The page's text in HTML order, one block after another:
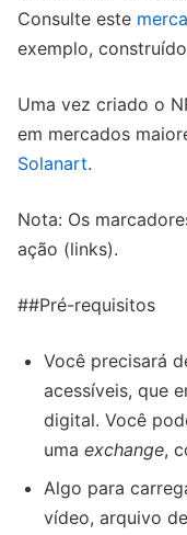
Consulte este
exemplo,
Uma vez criado o
em mercados
Solanart.
Nota: Os
ação (links).
##Pré-requisitos
Você precisará
acessíveis, que
digital. Você
uma exchange,
Algo para
vídeo, arquivo